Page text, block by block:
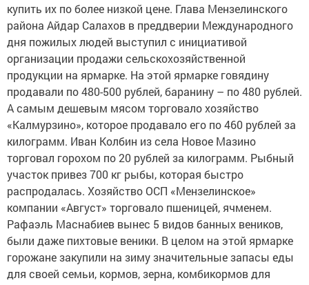
купить их по более низкой цене. Глава Мензелинского
района Айдар Салахов в преддверии Международного
дня пожилых людей выступил с инициативой
организации продажи сельскохозяйственной
продукции на ярмарке. На этой ярмарке говядину
продавали по 480-500 рублей, баранину – по 480 рублей.
А самым дешевым мясом торговало хозяйство
«Калмурзино», которое продавало его по 460 рублей за
килограмм. Иван Колбин из села Новое Мазино
торговал горохом по 20 рублей за килограмм. Рыбный
участок привез 700 кг рыбы, которая быстро
распродалась. Хозяйство ОСП «Мензелинское»
компании «Август» торговало пшеницей, ячменем.
Рафаэль Маснабиев вынес 5 видов банных веников,
были даже пихтовые веники. В целом на этой ярмарке
горожане закупили на зиму значительные запасы еды
для своей семьи, кормов, зерна, комбикормов для